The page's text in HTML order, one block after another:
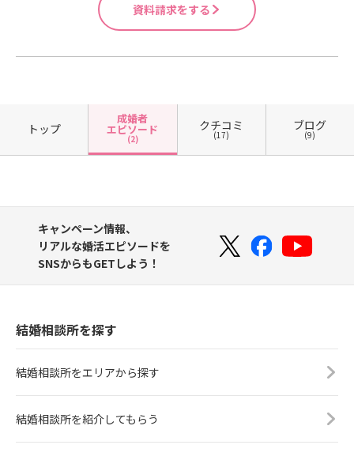
資料請求をする
トップ
成婚者
エピソード
(2)
クチコミ
(17)
ブログ
(9)
キャンペーン情報、
リアルな婚活エピソードを
SNSからもGETしよう！
結婚相談所を探す
結婚相談所をエリアから探す
結婚相談所を紹介してもらう